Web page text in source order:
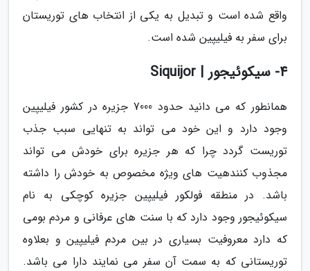
واقع شده است و تبدیل به یکی از انتخاب های توریستان
برای سفر به فیلیپین شده است.
4- سیکوئیجور | Siquijor
همانطور که می دانید حدود 7000 جزیره در کشور فیلیپین
وجود دارد و این خود می تواند به تنهایی سبب جذب
توریست گردد چرا که هر جزیره برای خودش می تواند
مجذوب کنندهیت های ویژه مخصوص به خودش را داشته
باشد. در منطقه فولکور فیلیپین جزیره کوچکی به نام
سیکوئیجور وجود دارد که با سنت های عرفانی و مردم بومی
که دارد معروفیت بسیاری در بین مردم فیلیپین و بعلاوه
توریستانی که به سمت آن سفر می نمایند دارا می باشد.